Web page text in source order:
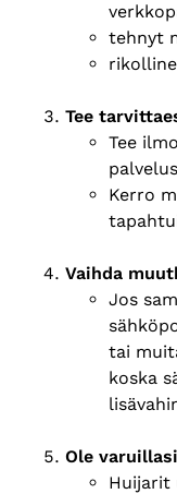
tehnyt
Tee
Tee
Kerro
Vaihda
Jos
tai
koska
Ole
Huijarit